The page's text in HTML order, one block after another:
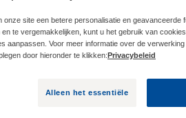
OORZAKEN VAN ACNE BIJ
bij volwassen vrouwen
als ze de puistjes zien
site een betere personalisatie en geavanceerde
te vergemakkelijken, kunt u het gebruik van
aanpassen. Voor meer informatie over de
door hieronder te klikken: Privacybeleid
Alleen het essentiële